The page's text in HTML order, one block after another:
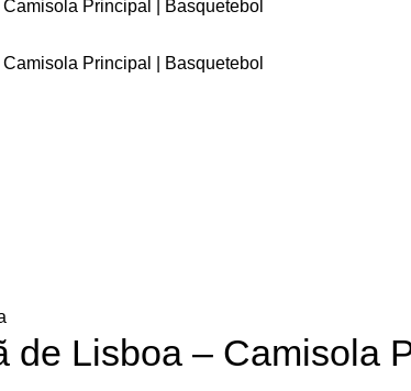
de Lisboa – Camisola